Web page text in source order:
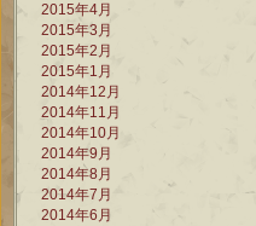
2015年4月
2015年3月
2015年2月
2015年1月
2014年12月
2014年11月
2014年10月
2014年9月
2014年8月
2014年7月
2014年6月